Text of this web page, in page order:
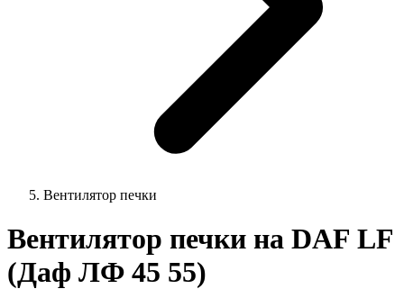
Вентилятор печки
Вентилятор печки на DAF LF
(Даф ЛФ 45 55)